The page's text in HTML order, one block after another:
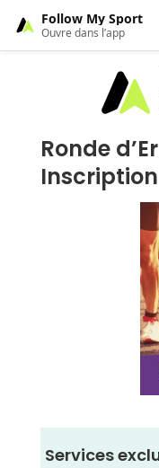
Ronde
Services
Follow My Sport
Ouvre dans l’app